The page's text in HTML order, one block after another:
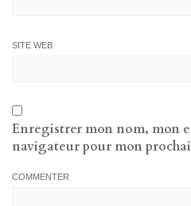
SITE WEB
Enregistrer mon nom, mon
navigateur pour mon
COMMENTER